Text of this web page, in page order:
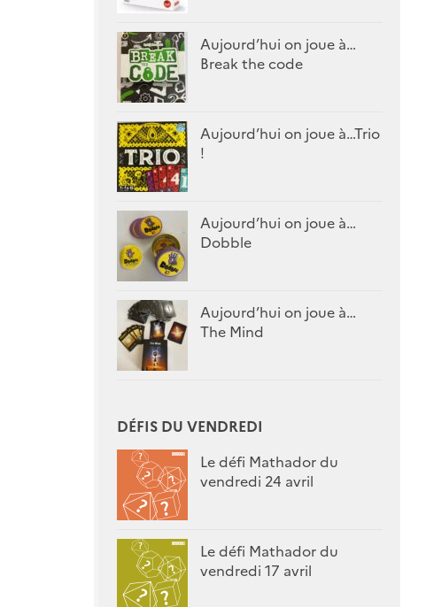
Aujourd’hui on joue à…
Break the code
Aujourd’hui on joue à…Trio
!
Aujourd’hui on joue à…
Dobble
Aujourd’hui on joue à…
The Mind
DÉFIS DU VENDREDI
Le défi Mathador du
vendredi 24 avril
Le défi Mathador du
vendredi 17 avril